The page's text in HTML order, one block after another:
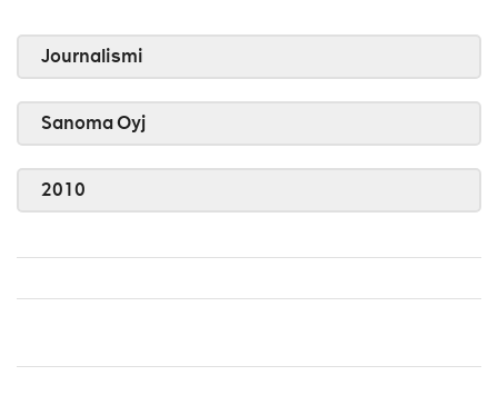
Journalismi
Sanoma Oyj
2010